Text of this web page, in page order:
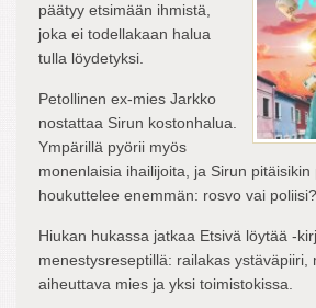
päätyy etsimään ihmistä,
joka ei todellakaan halua
tulla löydetyksi.
Petollinen ex-mies Jarkko
nostattaa Sirun kostonhalua.
Ympärillä pyörii myös
monenlaisia ihailijoita, ja Sirun
houkuttelee enemmän: rosvo vai poliisi?
Hiukan hukassa jatkaa Etsivä löytää -
menestysreseptillä: railakas ystäväpiiri,
aiheuttava mies ja yksi toimistokissa.